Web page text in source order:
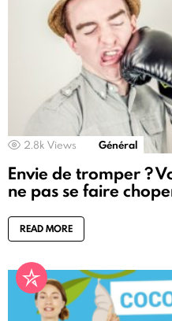
2.8k Views Général
Envie de tromper ?
ne pas se faire
READ MORE